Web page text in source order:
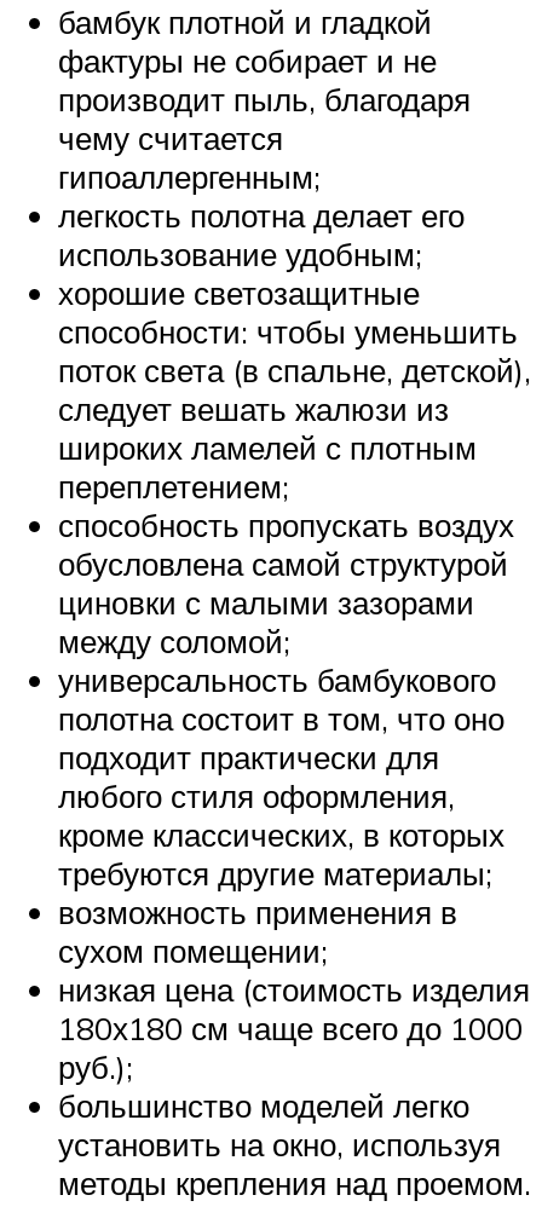
бамбук плотной и гладкой
фактуры не собирает и не
производит пыль, благодаря
чему считается
гипоаллергенным;
легкость полотна делает его
использование удобным;
хорошие светозащитные
способности: чтобы уменьшить
поток света (в спальне, детской),
следует вешать жалюзи из
широких ламелей с плотным
переплетением;
способность пропускать воздух
обусловлена самой структурой
циновки с малыми зазорами
между соломой;
универсальность бамбукового
полотна состоит в том, что оно
подходит практически для
любого стиля оформления,
кроме классических, в которых
требуются другие материалы;
возможность применения в
сухом помещении;
низкая цена (стоимость изделия
180х180 см чаще всего до 1000
руб.);
большинство моделей легко
установить на окно, используя
методы крепления над проемом.